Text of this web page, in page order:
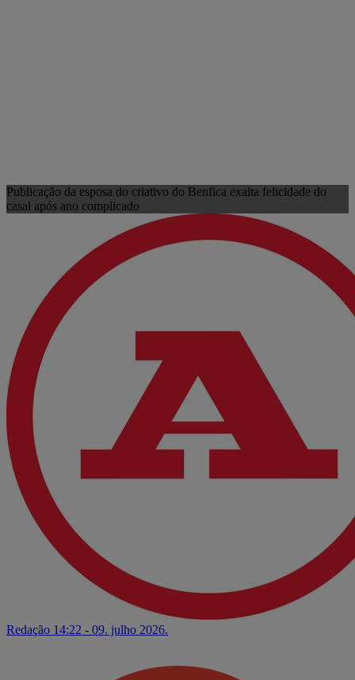
Publicação da esposa do criativo do Benfica exalta felicidade do
casal após ano complicado
Redação 14:22 - 09. julho 2026.